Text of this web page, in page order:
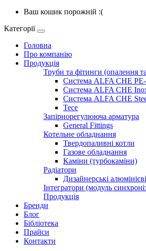
Ваш кошик порожній :(
Категорії
Головна
Про компанію
Продукція
Труби та фітинги (опалення
Система ALFA CHE
Система ALFA CHE
Система ALFA CHE
Tece
Запірнорегулююча арматура
General Fittings
Котельне обладнання
Твердопаливні котли
Газове обладнання
Каміни (турбокаміни)
Радіатори
Дизайнерські
Інтегратори (модуль
Продукція
Бренди
Блог
Бібліотека
Прайси
Контакти